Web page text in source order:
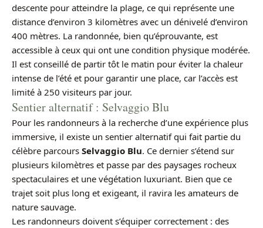
descente pour atteindre la plage, ce qui représente une
distance d’environ 3 kilomètres avec un dénivelé d’environ
400 mètres. La randonnée, bien qu’éprouvante, est
accessible à ceux qui ont une condition physique modérée.
Il est conseillé de partir tôt le matin pour éviter la chaleur
intense de l’été et pour garantir une place, car l’accès est
limité à 250 visiteurs par jour.
Sentier alternatif : Selvaggio Blu
Pour les randonneurs à la recherche d’une expérience plus
immersive, il existe un sentier alternatif qui fait partie du
célèbre parcours Selvaggio Blu. Ce dernier s’étend sur
plusieurs kilomètres et passe par des paysages rocheux
spectaculaires et une végétation luxuriant. Bien que ce
trajet soit plus long et exigeant, il ravira les amateurs de
nature sauvage.
Les randonneurs doivent s’équiper correctement : des